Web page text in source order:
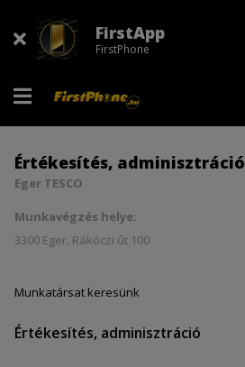
FirstApp
FirstPhone
Értékesítés, adminisztráció
Eger TESCO
Munkavégzés helye:
3300 Eger, Rákóczi út 100
Munkatársat keresünk
Értékesítés, adminisztráció